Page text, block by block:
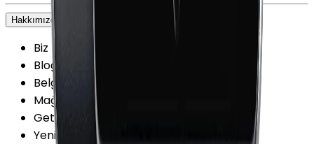
Hakkımızda
Biz kimiz?
Blog
Belgelerimiz
Mağazalarımız
Getmobil Güvenilir Mi?
Yenilenmiş Cihazlarda Güvence